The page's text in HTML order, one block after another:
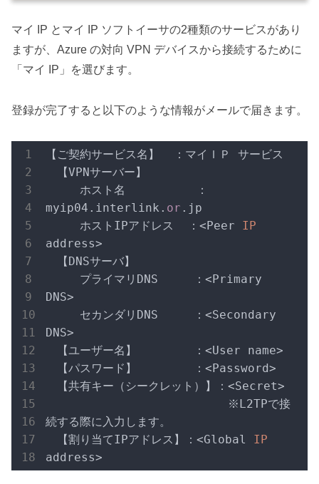
マイ IP とマイ IP ソフトイーサの2種類のサービスがあり
ますが、Azure の対向 VPN デバイスから接続するために
「マイ IP」を選びます。
登録が完了すると以下のような情報がメールで届きます。
【ご契約サービス名】  ：マイＩＰ サービス
【VPNサーバー】
ホスト名          ：
myip04.interlink. or .jp
ホストIPアドレス  ：<Peer
address>
【DNSサーバ】
プライマリDNS     ：<Primary
DNS>
セカンダリDNS     ：<Secondary
DNS>
【ユーザー名】        ：<User name>
【パスワード】        ：<Password>
【共有キー（シークレット）】：<Secret>
※L2TPで接
続する際に入力します。
【割り当てIPアドレス】：<Global
address>